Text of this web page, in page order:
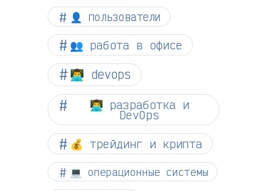
👤 пользователи
👥 работа в офисе
👨‍💻 devops
👨‍💻 разработка и
DevOps
💰 трейдинг и крипта
💻 операционные системы